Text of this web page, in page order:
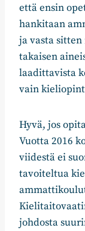
että ensin
hankitaan
ja vasta
takaisen
laadittavista
vain
Hyvä, jos
Vuotta 2016
viidestä ei
tavoiteltua
johdosta